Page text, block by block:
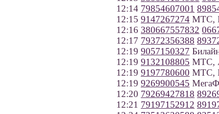
12:14 79854607001
12:15 9147267274 МТС,
12:16 380667557832
12:17 79372356388
12:19 9057150327
12:19 9132108805 МТС,
12:19 9197780600 МТС,
12:19 9269900545
12:20 79269427818
12:21 79197152912